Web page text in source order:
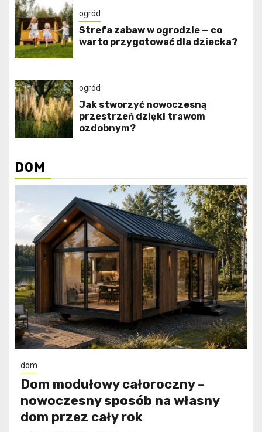
ogród
Strefa zabaw w ogrodzie — co
warto przygotować dla dziecka?
ogród
Jak stworzyć nowoczesną
przestrzeń dzięki trawom
ozdobnym?
DOM
dom
Dom modułowy całoroczny –
nowoczesny sposób na własny
dom przez cały rok